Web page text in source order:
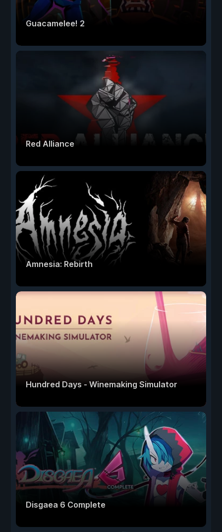
Guacamelee! 2
Red Alliance
Amnesia: Rebirth
Hundred Days - Winemaking Simulator
Disgaea 6 Complete